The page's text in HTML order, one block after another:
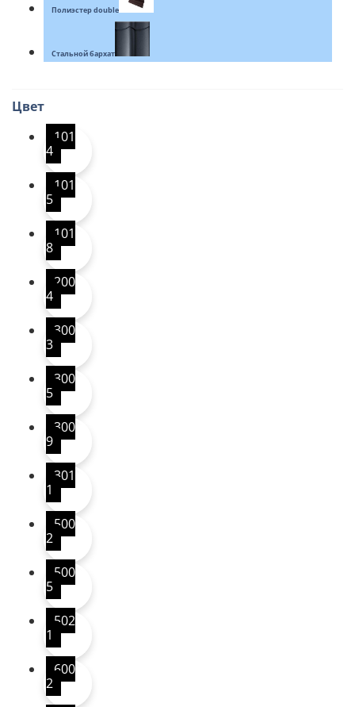
Полиэстер double
Стальной бархат
Цвет
101
4
101
5
101
8
200
4
300
3
300
5
300
9
301
1
500
2
500
5
502
1
600
2